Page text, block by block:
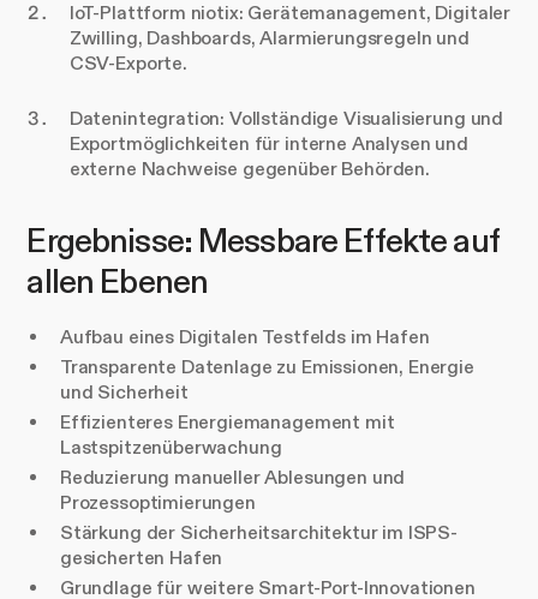
IoT-Plattform niotix: Gerätemanagement, Digitaler
Zwilling, Dashboards, Alarmierungsregeln und
CSV-Exporte.
Datenintegration: Vollständige Visualisierung und
Exportmöglichkeiten für interne Analysen und
externe Nachweise gegenüber Behörden.
Ergebnisse: Messbare Effekte auf
allen Ebenen
Aufbau eines Digitalen Testfelds im Hafen
Transparente Datenlage zu Emissionen, Energie
und Sicherheit
Effizienteres Energiemanagement mit
Lastspitzenüberwachung
Reduzierung manueller Ablesungen und
Prozessoptimierungen
Stärkung der Sicherheitsarchitektur im ISPS-
gesicherten Hafen
Grundlage für weitere Smart-Port-Innovationen